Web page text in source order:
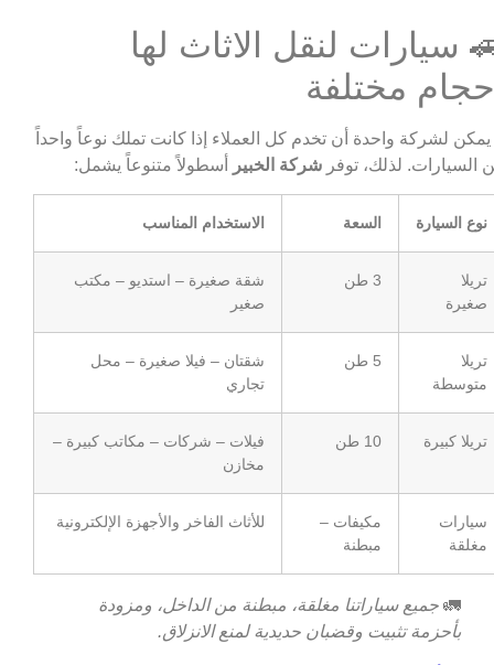
سيارات لنقل الاثاث لها
مختلفة
يمكن لشركة واحدة أن تخدم كل العملاء إذا كانت تملك نوعاً واحداً
السيارات. لذلك، توفر شركة الخبير أسطولاً متنوعاً يشمل:
نوع السيارة السعة الاستخدام المناسب
تريلا
صغيرة
3 طن
شقة صغيرة – استديو – مكتب
صغير
تريلا
متوسطة
5 طن
شقتان – فيلا صغيرة – محل
تجاري
تريلا كبيرة 10 طن
فيلات – شركات – مكاتب كبيرة –
مخازن
سيارات
مغلقة
مكيفات –
مبطنة
للأثاث الفاخر والأجهزة الإلكترونية
🚛 جميع سياراتنا مغلقة، مبطنة من الداخل، ومزودة
بأحزمة تثبيت وقضبان حديدية لمنع الانزلاق.